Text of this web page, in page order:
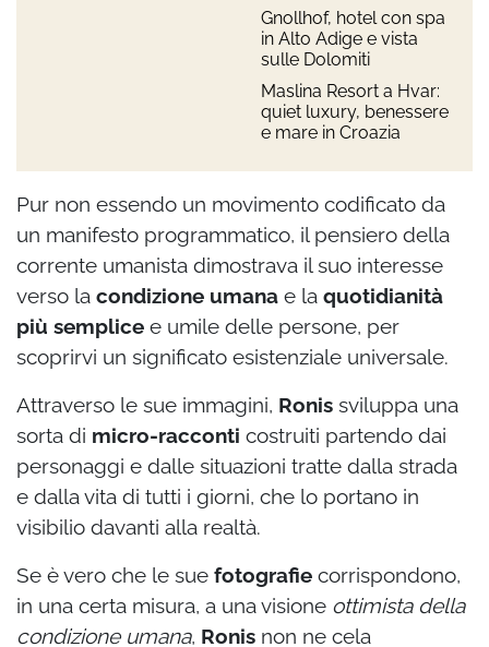
Gnollhof, hotel con spa
in Alto Adige e vista
sulle Dolomiti
Maslina Resort a Hvar:
quiet luxury, benessere
e mare in Croazia
Pur non essendo un movimento codificato da
un manifesto programmatico, il pensiero della
corrente umanista dimostrava il suo interesse
verso la condizione umana e la quotidianità
più semplice e umile delle persone, per
scoprirvi un significato esistenziale universale.
Attraverso le sue immagini, Ronis sviluppa una
sorta di micro-racconti costruiti partendo dai
personaggi e dalle situazioni tratte dalla strada
e dalla vita di tutti i giorni, che lo portano in
visibilio davanti alla realtà.
Se è vero che le sue fotografie corrispondono,
in una certa misura, a una visione ottimista della
condizione umana, Ronis non ne cela